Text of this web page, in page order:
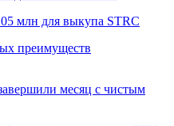
млн для выкупа STRC
преимуществ
месяц с чистым